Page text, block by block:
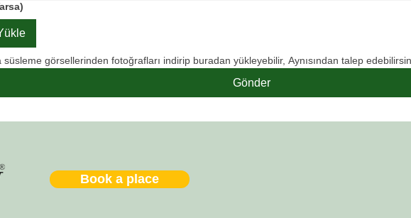
süsleme görsellerinden fotoğrafları indirip buradan yükleyebilir, Aynısından talep
Gönder
Book a place